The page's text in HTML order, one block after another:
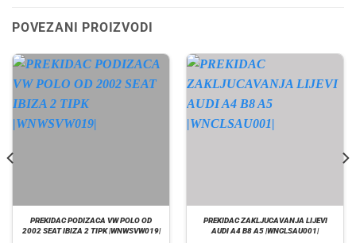
POVEZANI PROIZVODI
PREKIDAC PODIZACA VW POLO OD
2002 SEAT IBIZA 2 TIPK |WNWSVW019|
PREKIDAC ZAKLJUCAVANJA LIJEVI
AUDI A4 B8 A5 |WNCLSAU001|